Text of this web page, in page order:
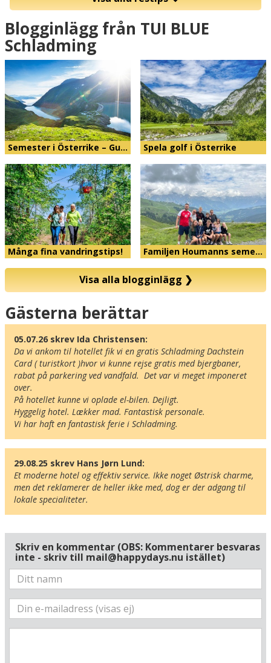
Blogginlägg från TUI BLUE
Schladming
Semester i Österrike – Gu… Spela golf i Österrike
Många fina vandringstips! Familjen Houmanns seme…
Visa alla blogginlägg❯
Karta
Gästerna berättar
05.07.26 skrev Ida Christensen:
Da vi ankom til hotellet fik vi en gratis Schladming Dachstein
Card ( turistkort )hvor vi kunne rejse gratis med bjergbaner,
rabat på parkering ved vandfald.  Det var vi meget imponeret
over.
På hotellet kunne vi oplade el-bilen. Dejligt.
Hyggelig hotel. Lækker mad. Fantastisk personale.
Vi har haft en fantastisk ferie i Schladming.
29.08.25 skrev Hans Jørn Lund:
Et moderne hotel og effektiv service. Ikke noget Østrisk charme,
men det reklamerer de heller ikke med, dog er der adgang til
lokale specialiteter.
Skriv en kommentar (OBS: Kommentarer besvaras
inte - skriv till mail@happydays.nu istället)